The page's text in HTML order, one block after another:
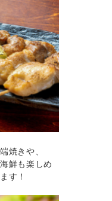
焼きや、
鮮も楽しめ
す！